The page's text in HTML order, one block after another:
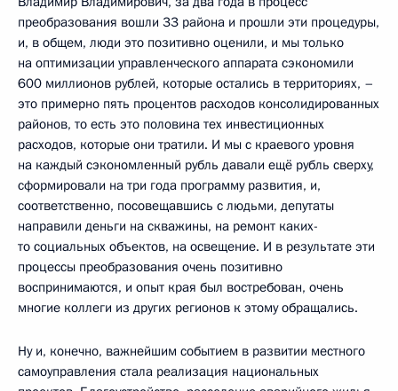
преобразования вошли 33 района и прошли эти процедуры,
и, в общем, люди это позитивно оценили, и мы только
на оптимизации управленческого аппарата сэкономили
600 миллионов рублей, которые остались в территориях, –
это примерно пять процентов расходов консолидированных
районов, то есть это половина тех инвестиционных
расходов, которые они тратили. И мы с краевого уровня
на каждый сэкономленный рубль давали ещё рубль сверху,
сформировали на три года программу развития, и,
соответственно, посовещавшись с людьми, депутаты
направили деньги на скважины, на ремонт каких-
то социальных объектов, на освещение. И в результате эти
процессы преобразования очень позитивно
воспринимаются, и опыт края был востребован, очень
многие коллеги из других регионов к этому обращались.
Ну и, конечно, важнейшим событием в развитии местного
самоуправления стала реализация национальных